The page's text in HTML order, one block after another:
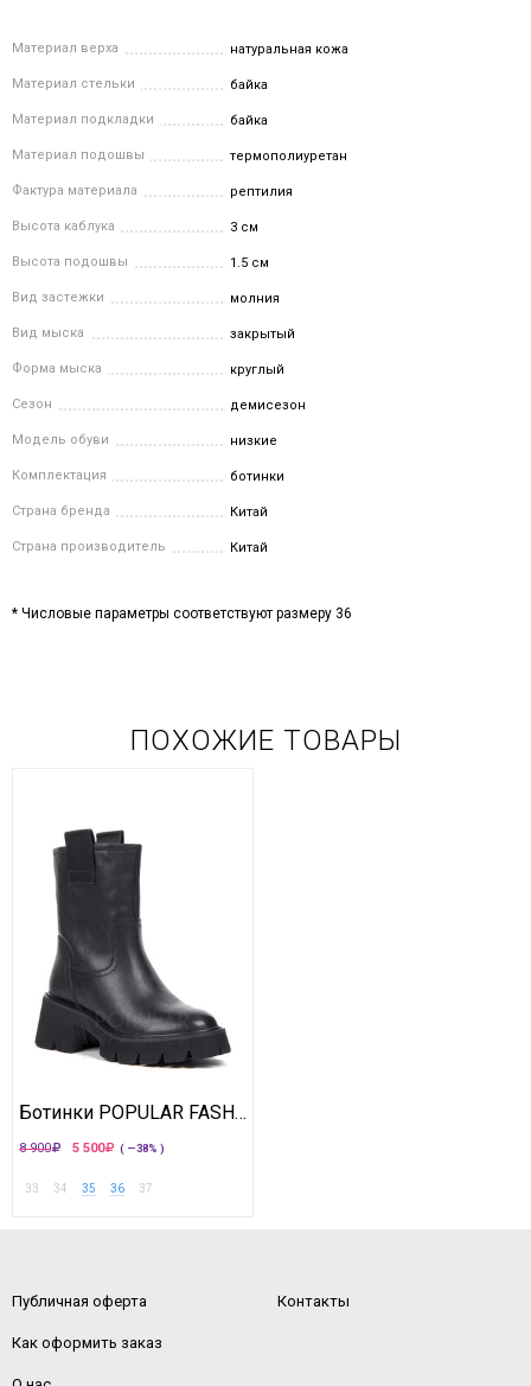
Материал верха натуральная кожа
Материал стельки байка
Материал подкладки байка
Материал подошвы термополиуретан
Фактура материала рептилия
Высота каблука 3 см
Высота подошвы 1.5 см
Вид застежки молния
Вид мыска закрытый
Форма мыска круглый
Сезон демисезон
Модель обуви низкие
Комплектация ботинки
Страна бренда Китай
Страна производитель Китай
* Числовые параметры соответствуют размеру 36
ПОХОЖИЕ ТОВАРЫ
Ботинки POPULAR FASHION
8 900 5 500 ( —38% )
33 34 35 36 37
Публичная оферта
Как оформить заказ
Контакты